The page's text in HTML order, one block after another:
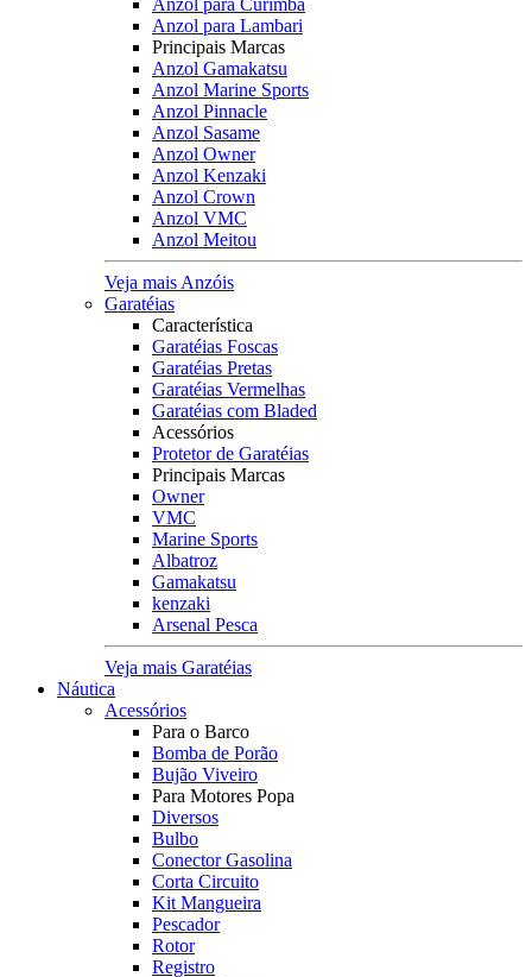
Anzol para Curimba
Anzol para Lambari
Principais Marcas
Anzol Gamakatsu
Anzol Marine Sports
Anzol Pinnacle
Anzol Sasame
Anzol Owner
Anzol Kenzaki
Anzol Crown
Anzol VMC
Anzol Meitou
Veja mais Anzóis
Garatéias
Característica
Garatéias Foscas
Garatéias Pretas
Garatéias Vermelhas
Garatéias com Bladed
Acessórios
Protetor de Garatéias
Principais Marcas
Owner
VMC
Marine Sports
Albatroz
Gamakatsu
kenzaki
Arsenal Pesca
Veja mais Garatéias
Náutica
Acessórios
Para o Barco
Bomba de Porão
Bujão Viveiro
Para Motores Popa
Diversos
Bulbo
Conector Gasolina
Corta Circuito
Kit Mangueira
Pescador
Rotor
Registro